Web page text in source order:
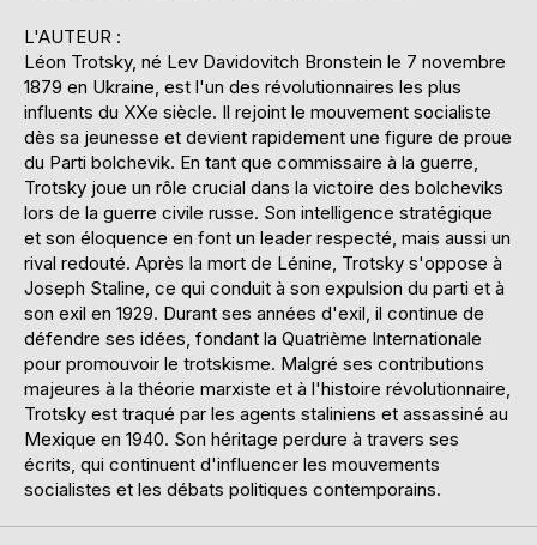
L'AUTEUR :
Léon Trotsky, né Lev Davidovitch Bronstein le 7 novembre
1879 en Ukraine, est l'un des révolutionnaires les plus
influents du XXe siècle. Il rejoint le mouvement socialiste
dès sa jeunesse et devient rapidement une figure de proue
du Parti bolchevik. En tant que commissaire à la guerre,
Trotsky joue un rôle crucial dans la victoire des bolcheviks
lors de la guerre civile russe. Son intelligence stratégique
et son éloquence en font un leader respecté, mais aussi un
rival redouté. Après la mort de Lénine, Trotsky s'oppose à
Joseph Staline, ce qui conduit à son expulsion du parti et à
son exil en 1929. Durant ses années d'exil, il continue de
défendre ses idées, fondant la Quatrième Internationale
pour promouvoir le trotskisme. Malgré ses contributions
majeures à la théorie marxiste et à l'histoire révolutionnaire,
Trotsky est traqué par les agents staliniens et assassiné au
Mexique en 1940. Son héritage perdure à travers ses
écrits, qui continuent d'influencer les mouvements
socialistes et les débats politiques contemporains.